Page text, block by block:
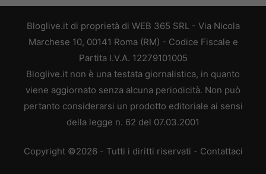
Bloglive.it di proprietà di WEB 365 SRL - Via Nicola
Marchese 10, 00141 Roma (RM) - Codice Fiscale e
Partita I.V.A. 12279101005
Bloglive.it non è una testata giornalistica, in quanto
viene aggiornato senza alcuna periodicità. Non può
pertanto considerarsi un prodotto editoriale ai sensi
della legge n. 62 del 07.03.2001
Copyright ©2026 - Tutti i diritti riservati - Contattaci